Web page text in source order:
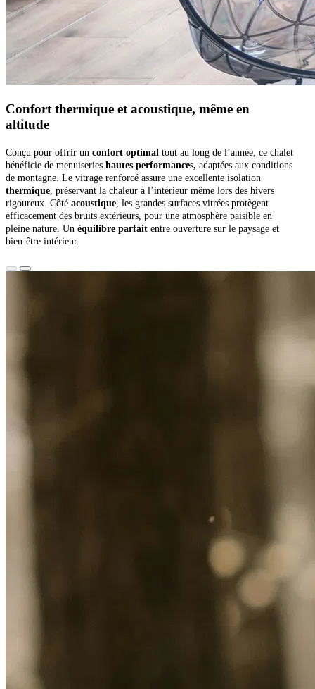
Confort thermique et acoustique, même en
altitude
Conçu pour offrir un confort optimal tout au long de l’année, ce chalet
bénéficie de menuiseries hautes performances, adaptées aux conditions
de montagne. Le vitrage renforcé assure une excellente isolation
thermique , préservant la chaleur à l’intérieur même lors des hivers
rigoureux. Côté acoustique , les grandes surfaces vitrées protègent
efficacement des bruits extérieurs, pour une atmosphère paisible en
pleine nature. Un équilibre parfait entre ouverture sur le paysage et
bien-être intérieur.